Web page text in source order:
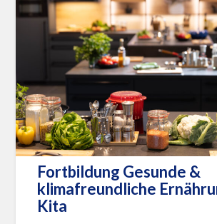
Fortbildung Gesunde &
klimafreundliche
Kita